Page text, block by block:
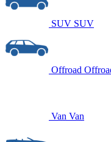
SUV SUV
Offroad
Van Van